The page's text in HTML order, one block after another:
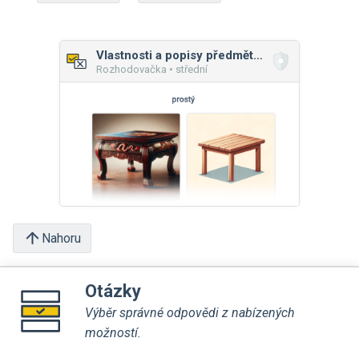
Vlastnosti a popisy předmětů: obrázky
Rozhodovačka • střední
Nahoru
Otázky
Výběr správné odpovědi z nabízených
možností.